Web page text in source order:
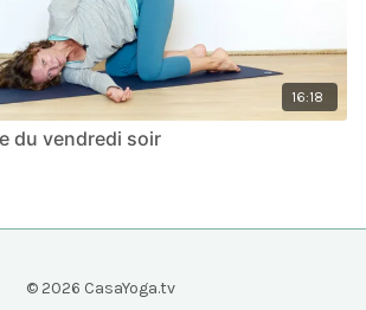
16:18
du vendredi soir
© 2026 CasaYoga.tv